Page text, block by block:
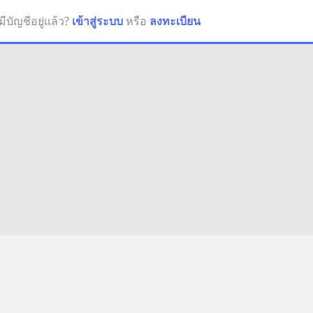
มีบัญชีอยู่แล้ว? เข้าสู่ระบบ หรือ ลงทะเบียน